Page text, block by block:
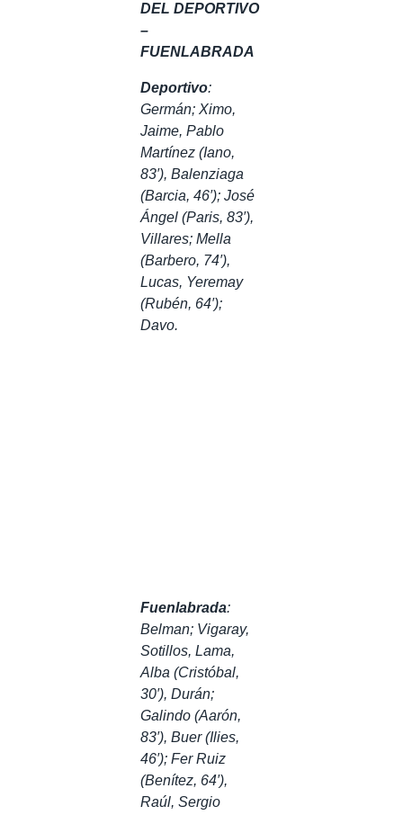
DEL DEPORTIVO
–
FUENLABRADA
Deportivo:
Germán; Ximo,
Jaime, Pablo
Martínez (Iano,
83′), Balenziaga
(Barcia, 46′); José
Ángel (Paris, 83′),
Villares; Mella
(Barbero, 74′),
Lucas, Yeremay
(Rubén, 64′);
Davo.
Fuenlabrada:
Belman; Vigaray,
Sotillos, Lama,
Alba (Cristóbal,
30′), Durán;
Galindo (Aarón,
83′), Buer (Ilies,
46′); Fer Ruiz
(Benítez, 64′),
Raúl, Sergio